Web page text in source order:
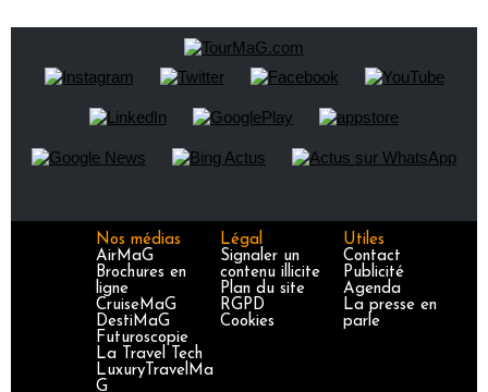
Nos médias
AirMaG
Brochures en
ligne
CruiseMaG
DestiMaG
Futuroscopie
La Travel Tech
LuxuryTravelMa
G
Légal
Signaler un
contenu illicite
Plan du site
RGPD
Cookies
Utiles
Contact
Publicité
Agenda
La presse en
parle